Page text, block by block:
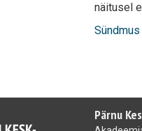
näitusel
Pärnu